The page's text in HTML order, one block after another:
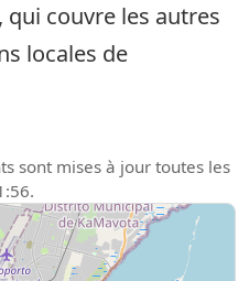
, qui couvre les autres
locales de
sont mises à jour toutes les